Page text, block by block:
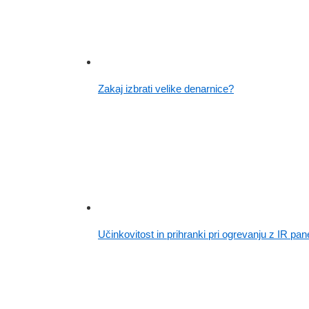
Zakaj izbrati velike denarnice?
Učinkovitost in prihranki pri ogrevanju z IR